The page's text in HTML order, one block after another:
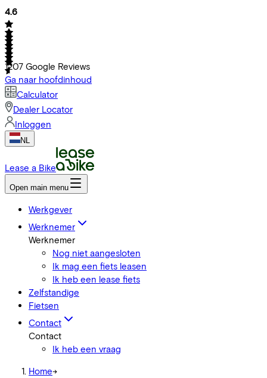
4.6
1207 Google Reviews
Ga naar hoofdinhoud
Calculator
Dealer Locator
Inloggen
NL
Lease a Bike
Open main menu
Werkgever
Werknemer
Werknemer
Nog niet aangesloten
Ik mag een fiets leasen
Ik heb een lease fiets
Zelfstandige
Fietsen
Contact
Contact
Ik heb een vraag
Home->